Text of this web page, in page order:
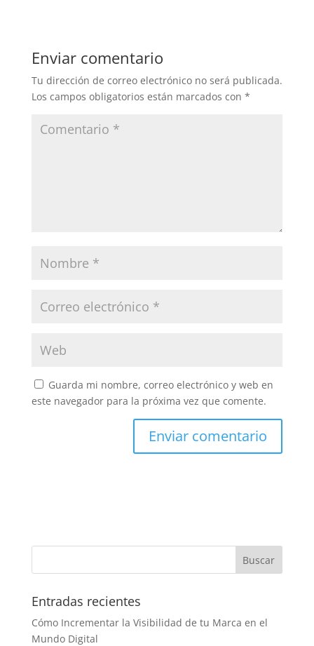
Enviar comentario
Tu dirección de correo electrónico no será publicada.
Los campos obligatorios están marcados con *
Guarda mi nombre, correo electrónico y web en
este navegador para la próxima vez que comente.
Entradas recientes
Cómo Incrementar la Visibilidad de tu Marca en el
Mundo Digital